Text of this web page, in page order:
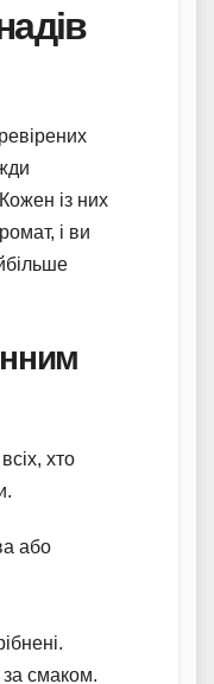
із них
і ви
хто
або
смаком.